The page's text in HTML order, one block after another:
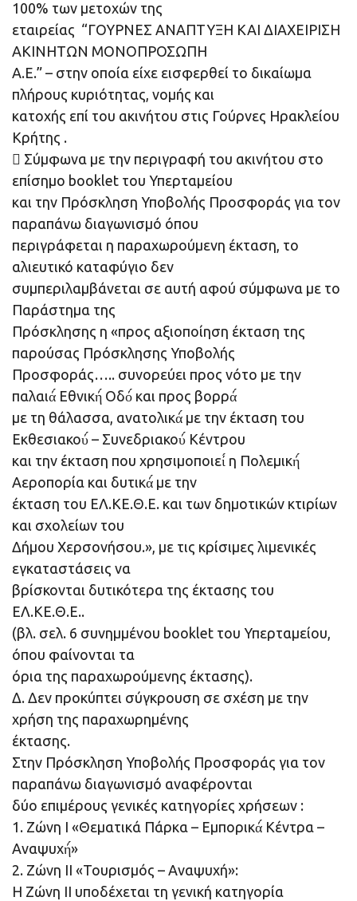
100% των μετοχών της
εταιρείας “ΓΟΥΡΝΕΣ ΑΝΑΠΤΥΞΗ ΚΑΙ ΔΙΑΧΕΙΡΙΣΗ
ΑΚΙΝΗΤΩΝ ΜΟΝΟΠΡΟΣΩΠΗ
Α.Ε.” – στην οποία είχε εισφερθεί το δικαίωμα
πλήρους κυριότητας, νομής και
κατοχής επί του ακινήτου στις Γούρνες Ηρακλείου
Κρήτης .
 Σύμφωνα με την περιγραφή του ακινήτου στο
επίσημο booklet του Υπερταμείου
και την Πρόσκληση Υποβολής Προσφοράς για τον
παραπάνω διαγωνισμό όπου
περιγράφεται η παραχωρούμενη έκταση, το
αλιευτικό καταφύγιο δεν
συμπεριλαμβάνεται σε αυτή αφού σύμφωνα με το
Παράστημα της
Πρόσκλησης η «προς αξιοποίηση έκταση της
παρούσας Πρόσκλησης Υποβολής
Προσφοράς….. συνορεύει προς νότο με την
παλαιά́ Εθνική́ Οδό́ και προς βορρά́
με τη θάλασσα, ανατολικά́ με την έκταση του
Εκθεσιακού́ – Συνεδριακού́ Κέντρου
και την έκταση που χρησιμοποιεί́ η Πολεμική́
Αεροπορία και δυτικά́ με την
έκταση του ΕΛ.ΚΕ.Θ.Ε. και των δημοτικών κτιρίων
και σχολείων του
Δήμου Χερσονήσου.», με τις κρίσιμες λιμενικές
εγκαταστάσεις να
βρίσκονται δυτικότερα της έκτασης του
ΕΛ.ΚΕ.Θ.Ε..
(βλ. σελ. 6 συνημμένου booklet του Υπερταμείου,
όπου φαίνονται τα
όρια της παραχωρούμενης έκτασης).
Δ. Δεν προκύπτει σύγκρουση σε σχέση με την
χρήση της παραχωρημένης
έκτασης.
Στην Πρόσκληση Υποβολής Προσφοράς για τον
παραπάνω διαγωνισμό αναφέρονται
δύο επιμέρους γενικές κατηγορίες χρήσεων :
1. Ζώνη Ι «Θεματικά Πάρκα – Εμπορικά́ Κέντρα –
Αναψυχή́»
2. Ζώνη ΙΙ «Τουρισμός – Αναψυχή»:
Η Ζώνη ΙΙ υποδέχεται τη γενική κατηγορία